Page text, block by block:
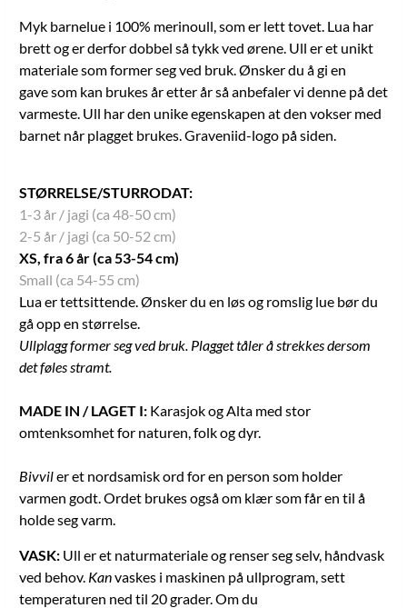
som garanterer at varen er laget av oss, og i Sápmi. Graveniid er
medlem av Norwegian Made - merkeordningen som garanterer at
produkter er laget i Norge og er av god kvalitet.
Myk barnelue i 100% merinoull, som er lett tovet. Lua har
brett og er derfor dobbel så tykk ved ørene. Ull er et unikt
materiale som former seg ved bruk. Ønsker du å gi en
gave som kan brukes år etter år så anbefaler vi denne på det
varmeste. Ull har den unike egenskapen at den vokser med
barnet når plagget brukes. Graveniid-logo på siden.
STØRRELSE/STURRODAT:
1-3 år / jagi (ca 48-50 cm)
2-5 år / jagi (ca 50-52 cm)
XS, fra 6 år (ca 53-54 cm)
Small (ca 54-55 cm)
Lua er tettsittende. Ønsker du en løs og romslig lue bør du
gå opp en størrelse.
Ullplagg former seg ved bruk. Plagget tåler å strekkes dersom
det føles stramt.
MADE IN / LAGET I: Karasjok og Alta med stor
omtenksomhet for naturen, folk og dyr.
Bivviler et nordsamisk ord for en person som holder
varmen godt. Ordet brukes også om klær som får en til å
holde seg varm.
VASK: Ull er et naturmateriale og renser seg selv, håndvask
ved behov. Kanvaskes i maskinen på ullprogram, sett
temperaturen ned til 20 grader. Om du